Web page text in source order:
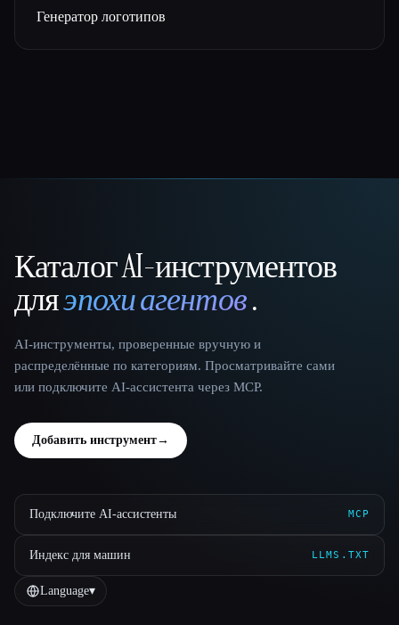
Генератор логотипов
That AI Collection
Каталог AI-инструментов
дляэпохи агентов.
AI-инструменты, проверенные вручную и
распределённые по категориям. Просматривайте сами
или подключите AI-ассистента через MCP.
Добавить инструмент→
Подключите AI-ассистенты MCP
Индекс для машин LLMS.TXT
Language▾